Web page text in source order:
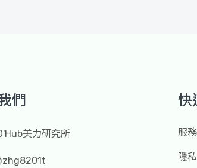
們
美力研究所
快
服
隱